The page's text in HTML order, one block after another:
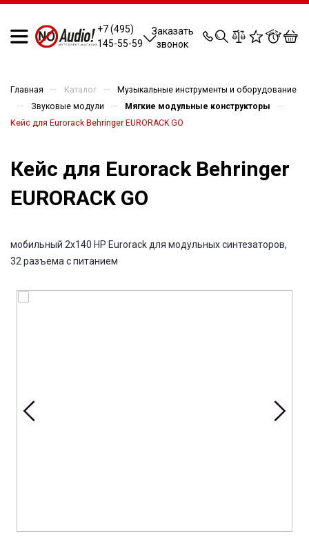
+7 (495)
145-55-59
Заказать
звонок
0 0 0 0
Главная — Каталог — Музыкальные инструменты и оборудование
— Звуковые модули — Мягкие модульные конструкторы —
Кейс для Eurorack Behringer EURORACK GO
Кейс для Eurorack Behringer
EURORACK GO
мобильный 2x140 HP Eurorack для модульных синтезаторов,
32 разъема с питанием